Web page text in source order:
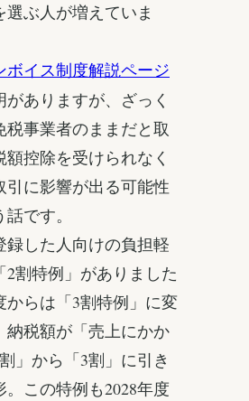
ぶ人が増えていま
ボイス制度解説ページ
ありますが、ざっく
税事業者のままだと取
控除を受けられなく
引に影響が出る可能性
です。
録した人向けの負担軽
2割特例」がありました
からは「3割特例」に変
納税額が「売上にかか
」から「3割」に引き
この特例も2028年度